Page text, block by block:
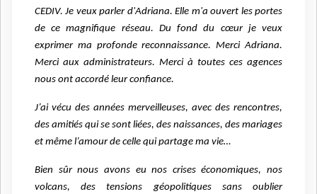
CEDIV. Je veux parler d'Adriana. Elle m'a ouvert les portes
de ce magnifique réseau. Du fond du cœur je veux
exprimer ma profonde reconnaissance. Merci Adriana.
Merci aux administrateurs. Merci à toutes ces agences
nous ont accordé leur confiance.
J’ai vécu des années merveilleuses, avec des rencontres,
des amitiés qui se sont liées, des naissances, des mariages
et même l’amour de celle qui partage ma vie…
Bien sûr nous avons eu nos crises économiques, nos
volcans, des tensions géopolitiques sans oublier